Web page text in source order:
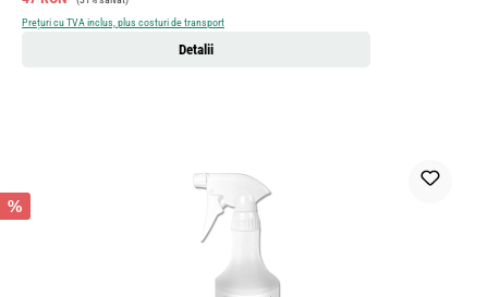
Prețuri cu TVA inclus, plus costuri de transport
Detalii
%